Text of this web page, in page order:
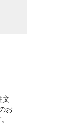
文
お